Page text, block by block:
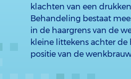
klachten van een
Behandeling bestaat
in de haargrens van de
kleine littekens achter
positie van de